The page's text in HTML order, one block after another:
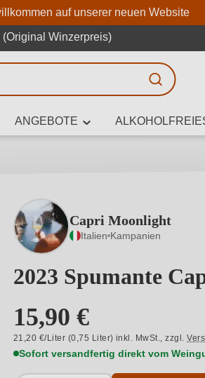
Zum Hauptinhalt springen
Zur Suche springen
Zur Hauptnavigation springen
auf unserer neuen Website
Winzerpreis)
ANGEBOTE
Capri Moonlight
Italien Kampanien
2023 Spumante
15,90 €
21,20 €/Liter (0,75 Liter) inkl. MwSt.,zzgl.
Sofort versandfertig direkt vom
Erweiterte
ob nach Geschmack, Anlass, Weinnamen,
oder anderen Kriterien.